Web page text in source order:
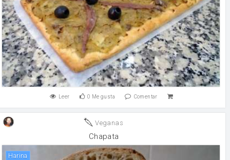
Leer 0 Me gusta Comentar
Veganas
Chapata
harina